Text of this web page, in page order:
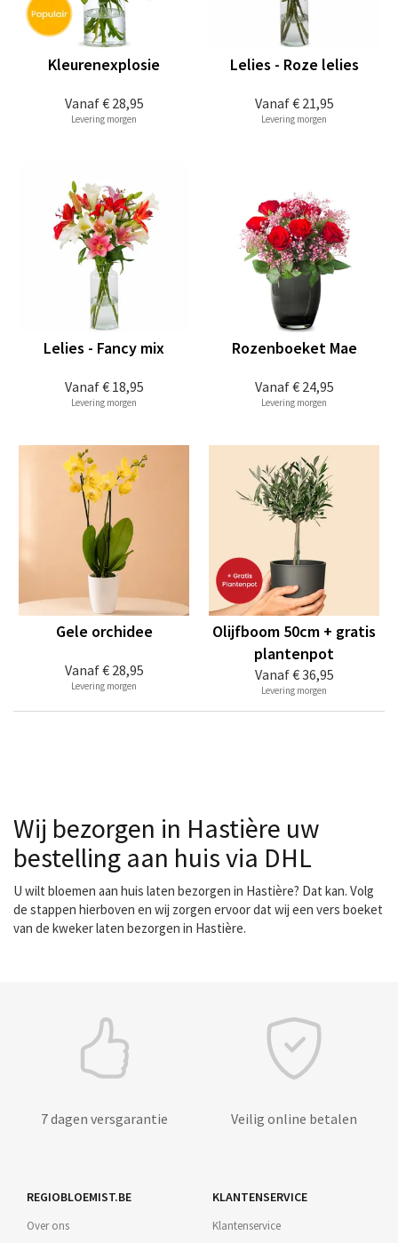
Vanaf€ 28,95
Kleurenexplosie
Levering morgen
Vanaf€ 21,95
Lelies - Roze lelies
Levering morgen
Vanaf€ 18,95
Lelies - Fancy mix
Levering morgen
Vanaf€ 24,95
Rozenboeket Mae
Levering morgen
Vanaf€ 28,95
Gele orchidee
Levering morgen
Vanaf€ 36,95
Olijfboom 50cm + gratis
plantenpot
Levering morgen
Wij bezorgen in Hastière uw
bestelling aan huis via DHL
U wilt bloemen aan huis laten bezorgen in Hastière? Dat kan. Volg
de stappen hierboven en wij zorgen ervoor dat wij een vers boeket
van de kweker laten bezorgen in Hastière.
7 dagen versgarantie Veilig online betalen
REGIOBLOEMIST.BE
Over ons
KLANTENSERVICE
Klantenservice